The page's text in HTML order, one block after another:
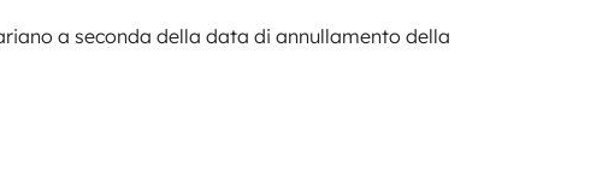
a seconda della data di annullamento della